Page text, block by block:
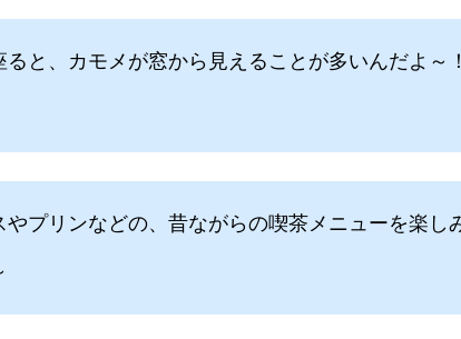
ると、カモメが窓から見えることが多いんだよ～
やプリンなどの、昔ながらの喫茶メニューを楽し